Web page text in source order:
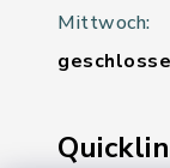
Mittwoch: